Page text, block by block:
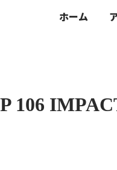
ホーム
106